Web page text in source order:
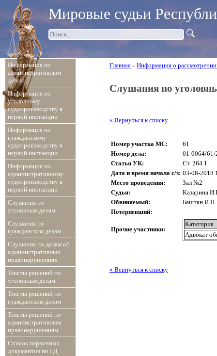
Информация по
административным
делам
Информация по
уголовному
судопроизводству в
первой инстанции
Информация по
гражданскому
судопроизводству в
первой инстанции
Информация по
административному
судопроизводству в
первой инстанции
Слушания по
уголовным делам
Слушания по
гражданским делам
Слушания по делам об
административных
правонарушениях
Тексты решений по
уголовным делам
Тексты решений по
гражданским делам
Тексты решений по
административным
правонарушениям
Список первичных
документов по ГД
Мировые судьи
Главная » Информация о рассмотрении
Слушания по
« Вернуться к списку
Номер участка МС:
61
Номер дела:
01-0064/61/
Статья УК:
Ст. 264.1
Дата и время начала с/з: 03-08-2018
Место проведения:
Зал №2
Судья:
Казарина
Обвиняемый:
Баштан И.Н.
Потерпевший:
Прочие участники:
Категория
Адвокат
« Вернуться к списку